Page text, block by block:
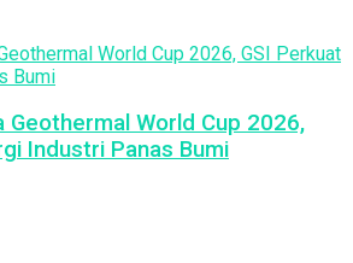
Geothermal World Cup 2026,
Industri Panas Bumi